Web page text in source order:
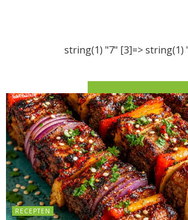
string(1) "7" [3]=> string(1)
RECEPTEN